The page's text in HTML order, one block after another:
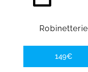
Robinetterie
149€